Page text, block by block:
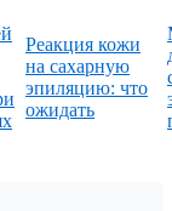
Реакция кожи
на сахарную
эпиляцию: что
ожидать